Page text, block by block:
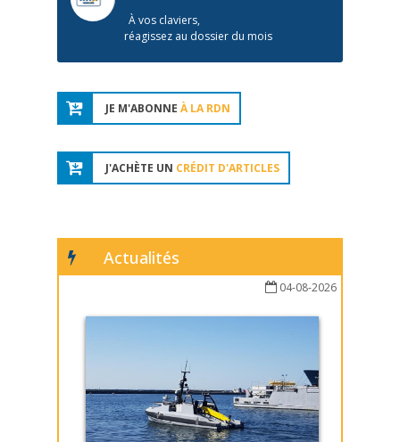
À vos claviers,
réagissez au dossier du mois
JE M'ABONNE À LA RDN
J'ACHÈTE UN CRÉDIT D'ARTICLES
Actualités
04-08-2026